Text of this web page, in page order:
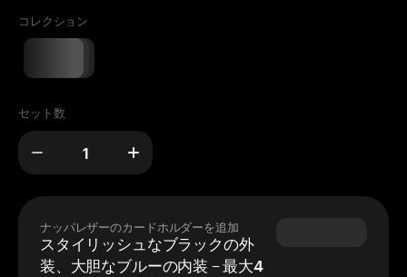
コレクション
セット数
ナッパレザーのカードホルダーを追加
スタイリッシュなブラックの外
装、大胆なブルーの内装 – 最大4